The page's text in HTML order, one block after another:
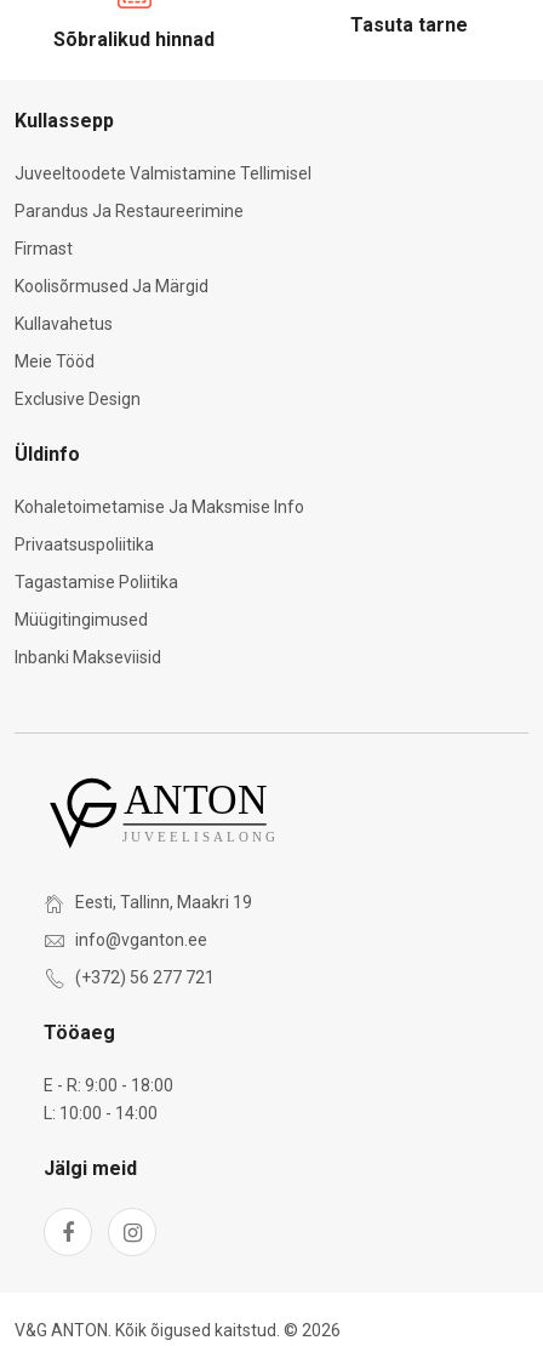
Sõbralikud hinnad
Tasuta tarne
Kullassepp
Juveeltoodete Valmistamine Tellimisel
Parandus Ja Restaureerimine
Firmast
Koolisõrmused Ja Märgid
Kullavahetus
Meie Tööd
Exclusive Design
Üldinfo
Kohaletoimetamise Ja Maksmise Info
Privaatsuspoliitika
Tagastamise Poliitika
Müügitingimused
Inbanki Makseviisid
Eesti, Tallinn, Maakri 19
info@vganton.ee
(+372) 56 277 721
Tööaeg
E - R: 9:00 - 18:00
L: 10:00 - 14:00
Jälgi meid
V&G ANTON. Kõik õigused kaitstud. © 2026